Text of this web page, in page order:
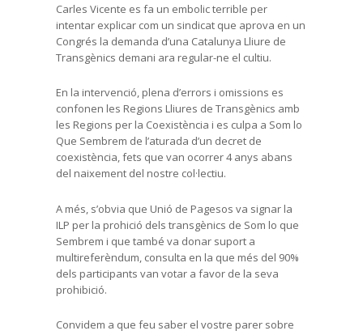
Carles Vicente es fa un embolic terrible per
intentar explicar com un sindicat que aprova en un
Congrés la demanda d’una Catalunya Lliure de
Transgènics demani ara regular-ne el cultiu.
En la intervenció, plena d’errors i omissions es
confonen les Regions Lliures de Transgènics amb
les Regions per la Coexistència i es culpa a Som lo
Que Sembrem de l’aturada d’un decret de
coexistència, fets que van ocorrer 4 anys abans
del naixement del nostre col·lectiu.
A més, s’obvia que Unió de Pagesos va signar la
ILP per la prohició dels transgènics de Som lo que
Sembrem i que també va donar suport a
multireferèndum, consulta en la que més del 90%
dels participants van votar a favor de la seva
prohibició.
Convidem a que feu saber el vostre parer sobre